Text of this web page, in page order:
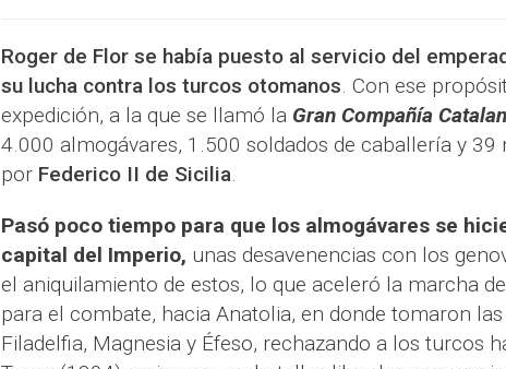
Roger de Flor se había puesto al servicio del
su lucha contra los turcos otomanos. Con ese
expedición, a la que se llamó la Gran Compañía
4.000 almogávares, 1.500 soldados de caballería y 39
por Federico II de Sicilia.
Pasó poco tiempo para que los almogávares se
capital del Imperio, unas desavenencias con los
el aniquilamiento de estos, lo que aceleró la marcha
para el combate, hacia Anatolia, en donde tomaron las
Filadelfia, Magnesia y Éfeso, rechazando a los turcos